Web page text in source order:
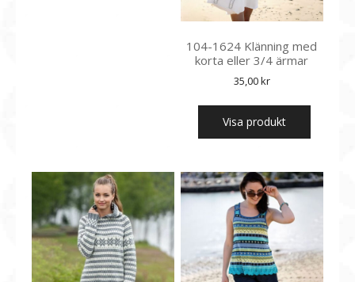
104-1624 Klänning med
korta eller 3/4 ärmar
35,00kr
Visa produkt